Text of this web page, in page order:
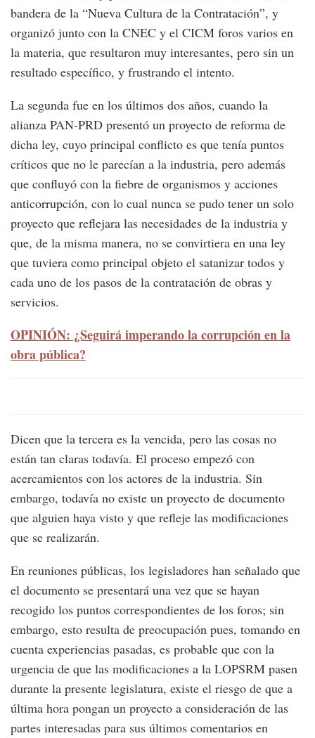
bandera de la “Nueva Cultura de la Contratación”, y
organizó junto con la CNEC y el CICM foros varios en
la materia, que resultaron muy interesantes, pero sin un
resultado específico, y frustrando el intento.
La segunda fue en los últimos dos años, cuando la
alianza PAN-PRD presentó un proyecto de reforma de
dicha ley, cuyo principal conflicto es que tenía puntos
críticos que no le parecían a la industria, pero además
que confluyó con la fiebre de organismos y acciones
anticorrupción, con lo cual nunca se pudo tener un solo
proyecto que reflejara las necesidades de la industria y
que, de la misma manera, no se convirtiera en una ley
que tuviera como principal objeto el satanizar todos y
cada uno de los pasos de la contratación de obras y
servicios.
OPINIÓN: ¿Seguirá imperando la corrupción en la
obra pública?
Dicen que la tercera es la vencida, pero las cosas no
están tan claras todavía. El proceso empezó con
acercamientos con los actores de la industria. Sin
embargo, todavía no existe un proyecto de documento
que alguien haya visto y que refleje las modificaciones
que se realizarán.
En reuniones públicas, los legisladores han señalado que
el documento se presentará una vez que se hayan
recogido los puntos correspondientes de los foros; sin
embargo, esto resulta de preocupación pues, tomando en
cuenta experiencias pasadas, es probable que con la
urgencia de que las modificaciones a la LOPSRM pasen
durante la presente legislatura, existe el riesgo de que a
última hora pongan un proyecto a consideración de las
partes interesadas para sus últimos comentarios en